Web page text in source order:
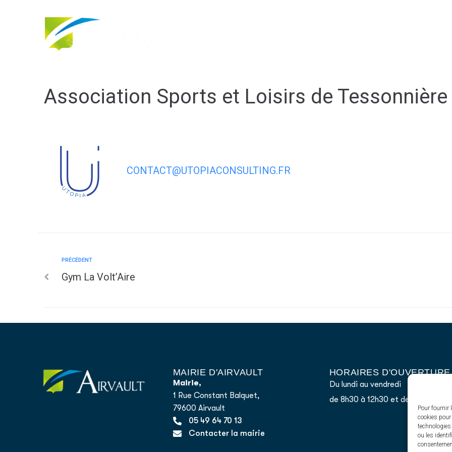
Pour fournir
cookies
ou les
Association Sports et Loisirs de Tessonnière
CONTACT@UTOPIACONSULTING.FR
PRÉCÉDENT
Gym La Volt’Aire
MAIRIE D'AIRVAULT
Mairie,
1 Rue Constant Balquet,
79600 Airvault
05 49 64 70 13
Contacter la mairie
HORAIRES D'OUVERTURE
Du lundi au vendredi
de 8h30 à 12h30 et de 13h45 à